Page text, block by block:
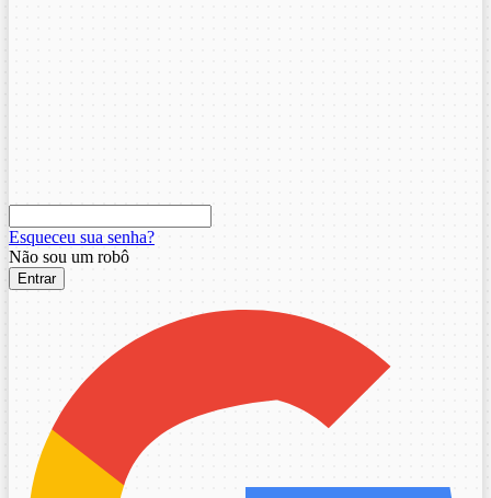
Esqueceu sua senha?
Não sou um robô
Entrar